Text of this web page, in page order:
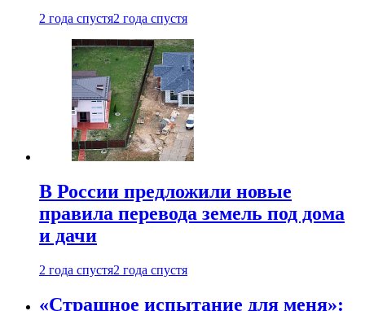
2 года спустя2 года спустя
В России предложили новые
правила перевода земель под дома
и дачи
2 года спустя2 года спустя
«Страшное испытание для меня»: